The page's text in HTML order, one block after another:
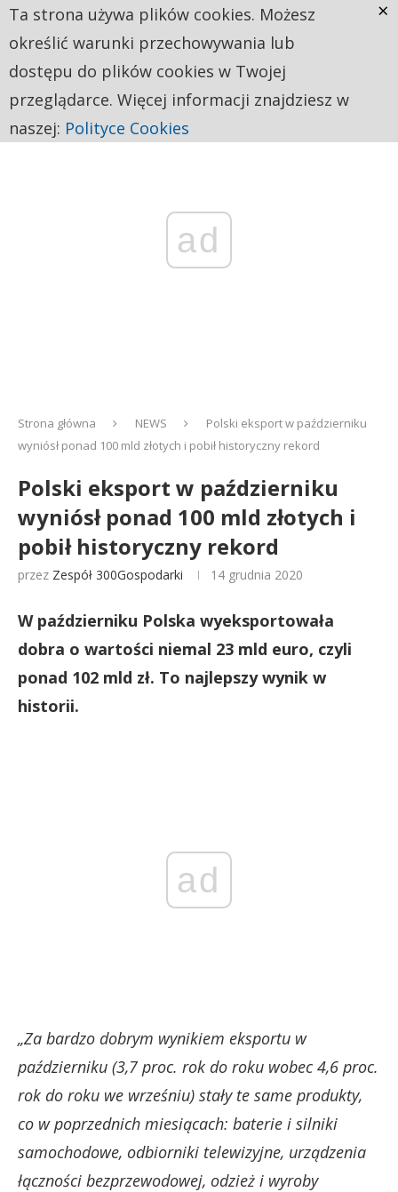
ad
Strona główna NEWS
Polski eksport w październiku
wyniósł ponad 100 mld złotych i pobił historyczny rekord
Polski eksport w październiku
wyniósł ponad 100 mld złotych i
pobił historyczny rekord
przez Zespół 300Gospodarki 14 grudnia 2020
W październiku Polska wyeksportowała
dobra o wartości niemal 23 mld euro, czyli
ponad 102 mld zł. To najlepszy wynik w
historii.
ad
„Za bardzo dobrym wynikiem eksportu w
październiku (3,7 proc. rok do roku wobec 4,6 proc.
rok do roku we wrześniu) stały te same produkty,
co w poprzednich miesiącach: baterie i silniki
samochodowe, odbiorniki telewizyjne, urządzenia
łączności bezprzewodowej, odzież i wyroby
Ta strona używa plików cookies. Możesz
określić warunki przechowywania lub
dostępu do plików cookies w Twojej
przeglądarce. Więcej informacji znajdziesz w
naszej: Polityce Cookies
×